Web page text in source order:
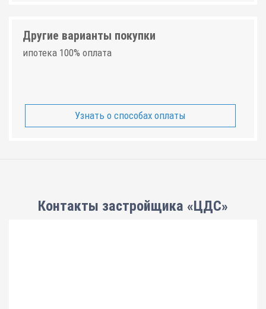
Другие варианты покупки
ипотека 100% оплата
Узнать о способах оплаты
Контакты застройщика «ЦДС»